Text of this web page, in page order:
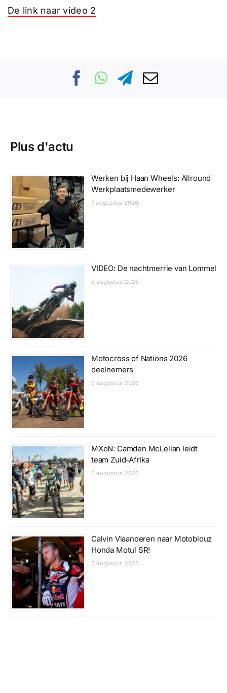
De link naar video 2
Plus d'actu
Werken bij Haan Wheels: Allround
Werkplaatsmedewerker
7 augustus 2026
VIDEO: De nachtmerrie van Lommel
6 augustus 2026
Motocross of Nations 2026
deelnemers
6 augustus 2026
MXoN: Camden McLellan leidt
team Zuid-Afrika
6 augustus 2026
Calvin Vlaanderen naar Motoblouz
Honda Motul SR!
5 augustus 2026